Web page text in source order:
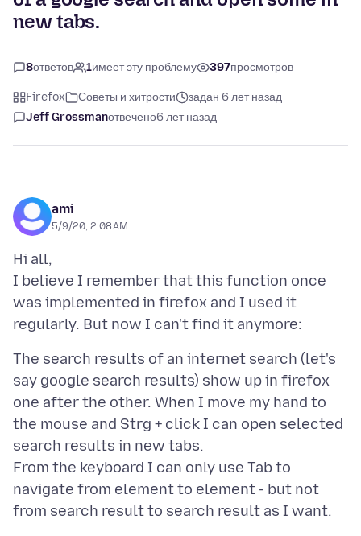
new tabs.
8ответов 1имеет эту проблему 397просмотров
Firefox Советы и хитрости
задан 6 лет назад
Jeff Grossmanотвечено6 лет назад
ami
5/9/20, 2:08 AM
Hi all,
I believe I remember that this function once
was implemented in firefox and I used it
The search results of an internet search (let's
say google search results) show up in firefox
one after the other. When I move my hand to
the mouse and Strg + click I can open selected
search results in new tabs.
From the keyboard I can only use Tab to
navigate from element to element - but not